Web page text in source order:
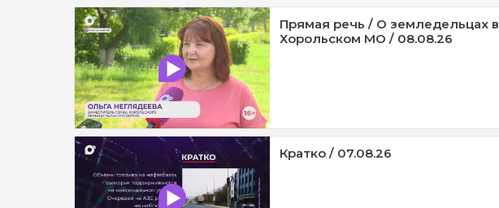
Прямая речь / О земледельцах в
Хорольском МО / 08.08.26
Кратко / 07.08.26